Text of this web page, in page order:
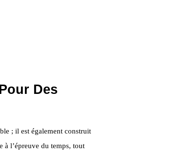
Des
; il est également construit
à l’épreuve du temps, tout